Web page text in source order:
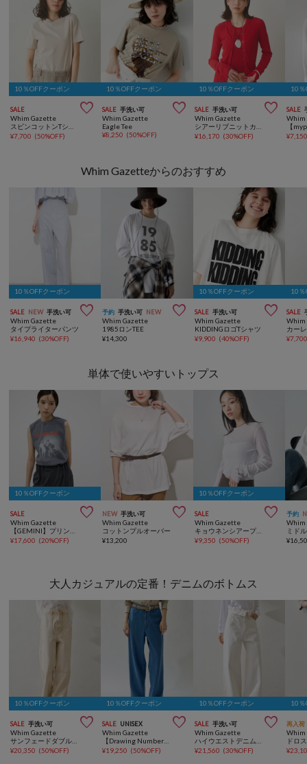
10％OFFクーポン
SALE 
Whim Gazette
¥7,700 (50%OFF)
10％OFFクーポン
SALE 手洗い可 
Whim Gazette
Eagle Tee
¥8,250 (50%OFF)
10％OFFクーポン
SALE 手洗い可 
Whim Gazette
¥16,170 (30%OFF)
10％
SALE
Whim
¥
Whim Gazetteからのおすすめ
10％OFFクーポン
SALE NEW 手洗い可 
Whim Gazette
タイプライターパンツ
¥16,940 (30%OFF)
予約 手洗い可 NEW 
Whim Gazette
1985ロンTEE
¥14,300
10％OFFクーポン
SALE 手洗い可 
Whim Gazette
KIDDINGロゴTシャツ
¥9,900 (40%OFF)
10％
SALE
Whim
カー
¥
単体で使いやすいトップス
10％OFFクーポン
SALE 
Whim Gazette
¥17,600 (20%OFF)
NEW 手洗い可 
Whim Gazette
コットンプルオーバー
¥13,200
10％OFFクーポン
SALE 
Whim Gazette
キョウネンシアープルオーバー
¥9,350 (50%OFF)
予約
Whim
¥
大人カジュアルの定番！デニムのボトムス
10％OFFクーポン
SALE 手洗い可 
Whim Gazette
¥20,350 (50%OFF)
10％OFFクーポン
SALE UNISEX 
Whim Gazette
¥19,250 (50%OFF)
10％OFFクーポン
SALE 手洗い可 
Whim Gazette
¥21,560 (30%OFF)
10％
再入荷
Whim
ドロ
¥